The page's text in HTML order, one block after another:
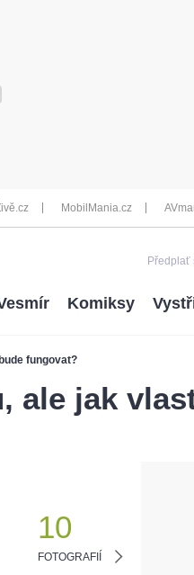
MobilMania.cz
Předplať
fungovat?
Komiksy
ale jak
10
FOTOGRAFIÍ